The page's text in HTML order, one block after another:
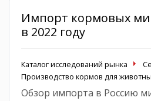
Импорт кормовых
в 2022 году
Каталог исследований рынка
Производство кормов для
Обзор импорта в Россию